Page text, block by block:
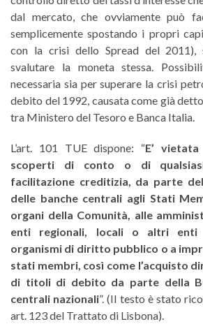
dal mercato, che ovviamente può
semplicemente spostando i propri
con la crisi dello Spread del
svalutare la moneta stessa.
necessaria sia per superare la crisi
debito del 1992, causata come già
tra Ministero del Tesoro e Banca Italia.
L’art. 101 TUE dispone: “E’
scoperti di conto o di
facilitazione creditizia, da parte
delle banche centrali agli Stati
organi della Comunità, alle
enti regionali, locali o altri
organismi di diritto pubblico o a
stati membri, così come l’acquisto
di titoli di debito da parte della
centrali nazionali”. (Il testo è stato
art. 123 del Trattato di Lisbona).